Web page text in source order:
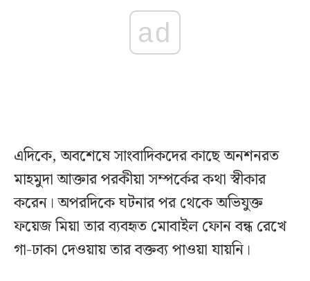
ad
এদিকে, অবশেষে সাংবাদিকদের কাছে অনশনরত
মাহমুদা আক্তার পরকীয়া সম্পর্কের কথা স্বীকার
করেন। অপরদিকে ঘটনার পর থেকে অভিযুক্ত
ফয়েজ মিয়া তার ব্যবহৃত মোবাইল ফোন বন্ধ রেখে
গা-ঢাকা দেওয়ায় তার বক্তব্য পাওয়া যায়নি।